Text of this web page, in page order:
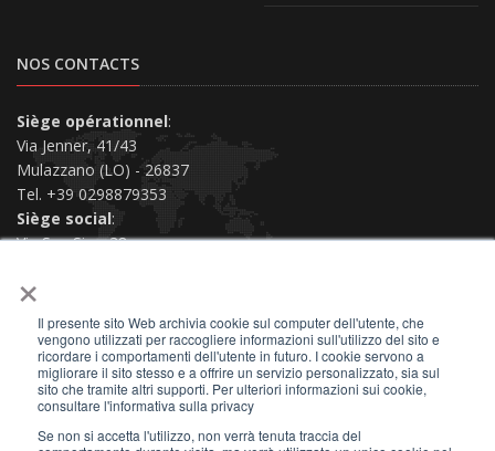
×
Il presente sito Web archivia cookie sul computer dell'utente, che
vengono utilizzati per raccogliere informazioni sull'utilizzo del sito e
ricordare i comportamenti dell'utente in futuro. I cookie servono a
migliorare il sito stesso e a offrire un servizio personalizzato, sia sul
sito che tramite altri supporti. Per ulteriori informazioni sui cookie,
consultare l'informativa sulla privacy
Se non si accetta l'utilizzo, non verrà tenuta traccia del
NOS CONTACTS
Siège opérationnel:
Via Jenner, 41/43
Mulazzano (LO) - 26837
Tel. +39 0298879353
Siège social:
Via San Siro, 38
Nous contacter
2026 © All Rights Reserved.